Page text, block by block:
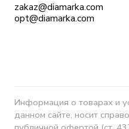
zakaz@diamarka.com
opt@diamarka.com
Информация о товарах и
данном сайте, носит